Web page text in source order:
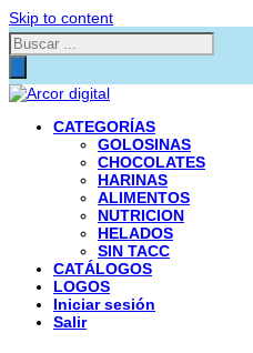
Skip to content
Búsqueda
de
productos
CATEGORÍAS
GOLOSINAS
CHOCOLATES
HARINAS
ALIMENTOS
NUTRICION
HELADOS
SIN TACC
CATÁLOGOS
LOGOS
Iniciar sesión
Salir